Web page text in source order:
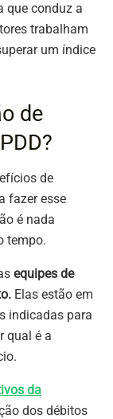
que conduz a
trabalham
um índice
de
de
fazer esse
é nada
tempo.
equipes de
Elas estão em
indicadas para
qual é a
da
dos débitos